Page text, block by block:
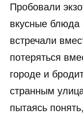
Пробовали
вкусные блюда
встречали
потеряться
городе и
странным
пытаясь